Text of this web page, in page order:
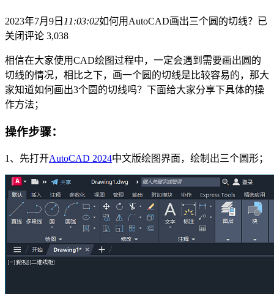
2023年7月9日 11:03:02如何用AutoCAD画出三个圆的切线？ 已
关闭评论 3,038
相信在大家使用CAD绘图过程中，一定会遇到需要画出圆的
切线的情况，相比之下，画一个圆的切线是比较容易的，那大
家知道如何画出3个圆的切线吗？下面给大家分享下具体的操
作方法；
操作步骤：
1、先打开AutoCAD 2024中文版绘图界面，绘制出三个圆形；